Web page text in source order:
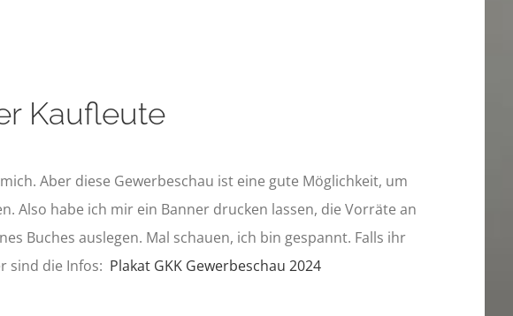
Kaufleute
Aber diese Gewerbeschau ist eine gute Möglichkeit, um
Also habe ich mir ein Banner drucken lassen, die Vorräte an
Buches auslegen. Mal schauen, ich bin gespannt. Falls ihr
sind die Infos: Plakat GKK Gewerbeschau 2024